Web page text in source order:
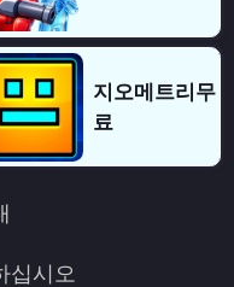
지오메트리무
료
십시오